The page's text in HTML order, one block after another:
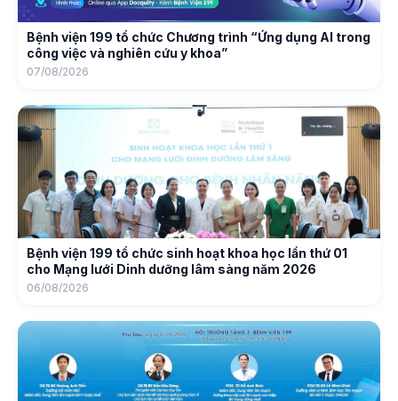
Bệnh viện 199 tổ chức Chương trình “Ứng dụng AI trong
công việc và nghiên cứu y khoa”
07/08/2026
Bệnh viện 199 tổ chức sinh hoạt khoa học lần thứ 01
cho Mạng lưới Dinh dưỡng lâm sàng năm 2026
06/08/2026